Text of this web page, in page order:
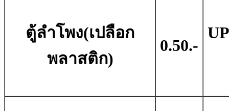
ตู้ลำโพง(เปลือก
พลาสติก)
0.50.-